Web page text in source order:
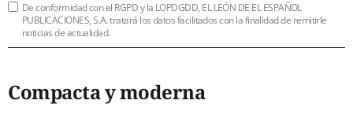
De conformidad con el RGPD y la LOPDGDD, EL LEÓN DE EL ESPAÑOL
PUBLICACIONES, S.A. tratará los datos facilitados con la finalidad de remitirle
noticias de actualidad.
Compacta y moderna